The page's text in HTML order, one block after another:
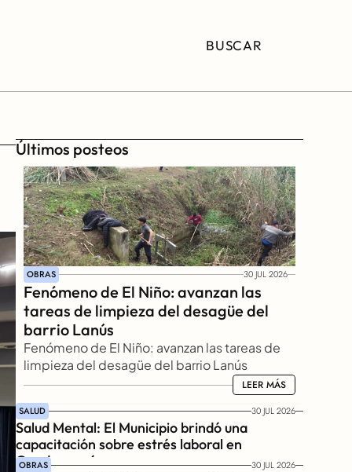
BUSCAR
Últimos posteos
OBRAS 30 JUL 2026
Fenómeno de El Niño: avanzan las
tareas de limpieza del desagüe del
barrio Lanús
Fenómeno de El Niño: avanzan las tareas de
limpieza del desagüe del barrio Lanús
LEER MÁS
LEER MÁS
SALUD 30 JUL 2026
Salud Mental: El Municipio brindó una
capacitación sobre estrés laboral en
Gendarmería
OBRAS 30 JUL 2026